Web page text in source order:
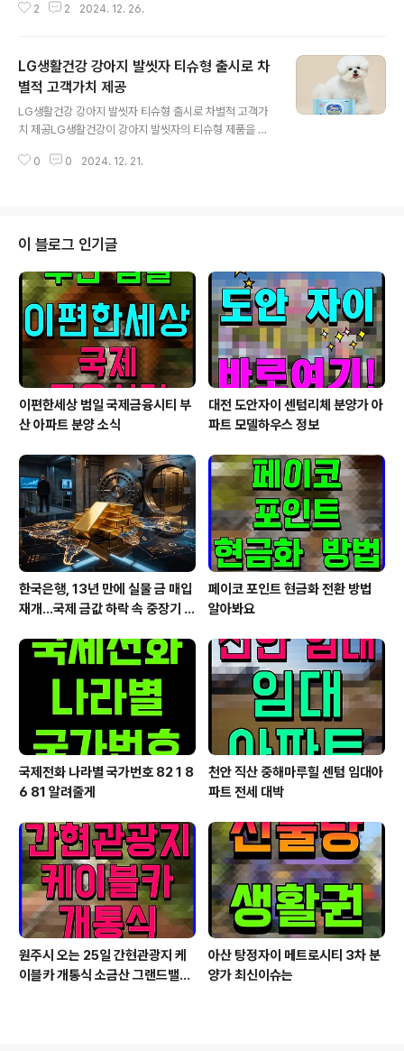
이스크림 △초코 쿠키 요거트 아이스크림 3종으로, 새콤달
미를..
념쏙 닭봉은 신선한 국내산 냉장 닭고기로 만들었다. 단짠
어프라이어로 조리하면 겉바속촉 닭봉 구이 스타일로 맛볼
수 있으며, 프라이팬에 익히면 소스가 잘 배어 들어 쫀득하
고 촉촉한 닭봉 조림이 된다. 든든한 밥 반찬은 물론 술안주
나 홈파티 메뉴로 제격이다. 신제품 양념쏙 닭봉 2종은 하
판매하며, 하나로마트를 비롯한 전국 중소형 마트에서도
2 2 2024. 12. 26.
LG생활건강 강아지 발씻자 티슈형 출시로 차
별적 고객가치 제공
LG생활건강 강아지 발씻자 티슈형 출시로 차별적 고객가
치 제공LG생활건강이 강아지 발씻자의 티슈형 제품을 고
강아지 발씻자는 반려견 애호가들 사이에서 물 필요 없는
형 제품보다도 더 간편하게 사용할 수 있는 제품이다. 산책
직후 발 닦기와 배변 후 엉덩이 세정, 몸통 얼룩 제거까지
순면 감촉의 원단으로 부드럽게 닦아낼 수 있다. 사람과는
다른 강아지 피부의 산성도를 고려해서 만든 점도 눈에 띈
다. 반려견의 피부는 사람(pH 5~6)보다 중성인 pH7 이
상의 피부 pH를 나타내는데, 티슈..
0 0 2024. 12. 21.
이 블로그 인기글
이편한세상 범일 국제금융시티 부
산 아파트 분양 소식
대전 도안자이 센텀리체 분양가 아
파트 모델하우스 정보
한국은행, 13년 만에 실물 금 매입
재개…국제 금값 하락 속 중장기 대
페이코 포인트 현금화 전환 방법
알아봐요
국제전화 나라별 국가번호 82 1 8
6 81 알려줄게
천안 직산 중해마루힐 센텀 임대아
파트 전세 대박
원주시 오는 25일 간현관광지 케
이블카 개통식 소금산 그랜드밸리
아산 탕정자이 메트로시티 3차 분
양가 최신이슈는